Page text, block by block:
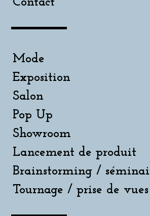
Mode
Exposition
Salon
Pop Up
Showroom
Lancement de produit
Brainstorming /
Tournage / prise de vues